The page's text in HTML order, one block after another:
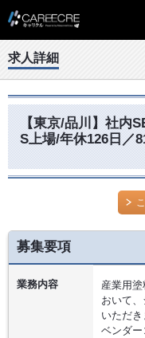
求人詳細
【東京/品川】社
S上場/年休126日／
募集要項
業務内容
産業用
おいて
いただき
ベンダ